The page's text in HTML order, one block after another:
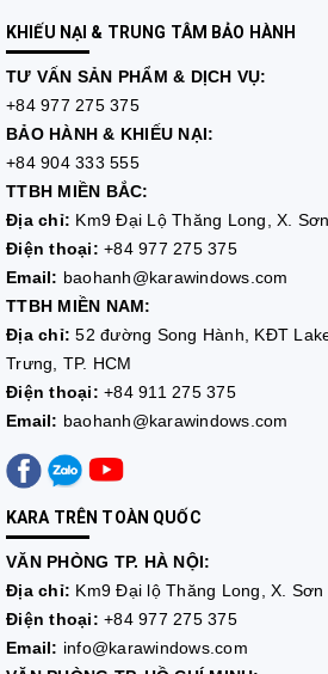
KHIẾU NẠI & TRUNG TÂM BẢO HÀNH
TƯ VẤN SẢN PHẨM & DỊCH VỤ:
+84 977 275 375
BẢO HÀNH & KHIẾU NẠI:
+84 904 333 555
TTBH MIỀN BẮC:
Địa chỉ: Km9 Đại Lộ Thăng Long, X.
Điện thoại: +84 977 275 375
Email: baohanh@karawindows.com
TTBH MIỀN NAM:
Địa chỉ: 52 đường Song Hành, KĐT
Trưng, TP. HCM
Điện thoại: +84 911 275 375
Email: baohanh@karawindows.com
KARA TRÊN TOÀN QUỐC
VĂN PHÒNG TP. HÀ NỘI:
Địa chỉ: Km9 Đại lộ Thăng Long, X.
Điện thoại: +84 977 275 375
Email: info@karawindows.com